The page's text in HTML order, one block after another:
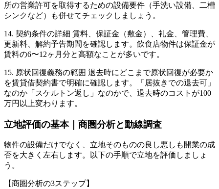
所の営業許可を取得するための設備要件（手洗い設備、二槽
シンクなど）も併せてチェックしましょう。
14. 契約条件の詳細 賃料、保証金（敷金）、礼金、管理費、
更新料、解約予告期間を確認します。飲食店物件は保証金が
賃料の6〜12ヶ月分と高額なことが多いです。
15. 原状回復義務の範囲 退去時にどこまで原状回復が必要か
を賃貸借契約書で明確に確認します。「居抜きでの退去可」
なのか「スケルトン返し」なのかで、退去時のコストが100
万円以上変わります。
立地評価の基本｜商圏分析と動線調査
物件の設備だけでなく、立地そのものの良し悪しも開業の成
否を大きく左右します。以下の手順で立地を評価しましょ
う。
【商圏分析の3ステップ】